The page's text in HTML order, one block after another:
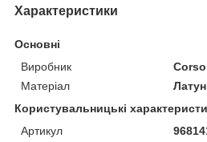
Характеристики
Основні
Виробник
Corso
Матеріал
Користувальницькі
Артикул